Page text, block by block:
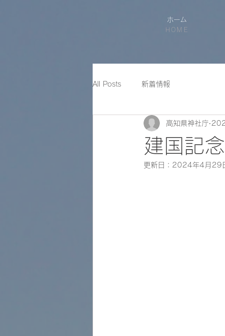
ホーム
HOME
All Posts 新着情報
建国記
高知県神社庁
更新日： 2024年4月29